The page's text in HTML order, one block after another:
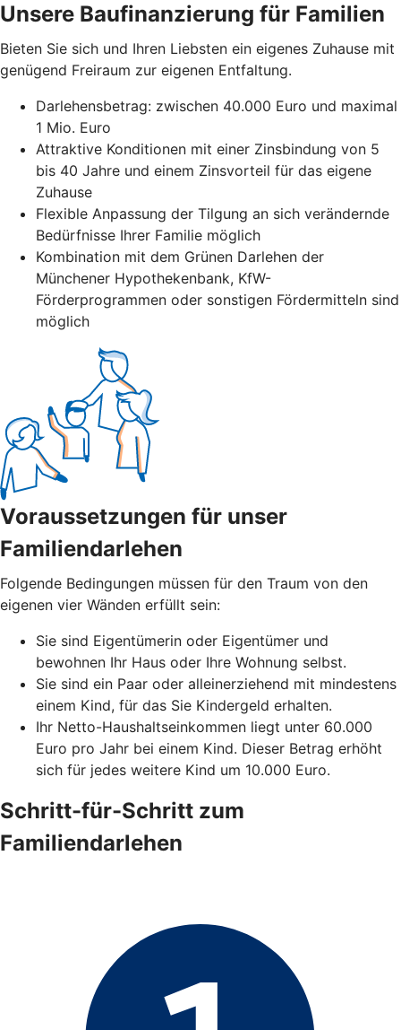
Unsere Baufinanzierung für Familien
Bieten Sie sich und Ihren Liebsten ein eigenes Zuhause mit
genügend Freiraum zur eigenen Entfaltung.
Darlehensbetrag: zwischen 40.000 Euro und maximal
1 Mio. Euro
Attraktive Konditionen mit einer Zinsbindung von 5
bis 40 Jahre und einem Zinsvorteil für das eigene
Zuhause
Flexible Anpassung der Tilgung an sich verändernde
Bedürfnisse Ihrer Familie möglich
Kombination mit dem Grünen Darlehen der
Münchener Hypothekenbank, KfW-
Förderprogrammen oder sonstigen Fördermitteln sind
möglich
Voraussetzungen für unser
Familiendarlehen
Folgende Bedingungen müssen für den Traum von den
eigenen vier Wänden erfüllt sein:
Sie sind Eigentümerin oder Eigentümer und
bewohnen Ihr Haus oder Ihre Wohnung selbst.
Sie sind ein Paar oder alleinerziehend mit mindestens
einem Kind, für das Sie Kindergeld erhalten.
Ihr Netto-Haushaltseinkommen liegt unter 60.000
Euro pro Jahr bei einem Kind. Dieser Betrag erhöht
sich für jedes weitere Kind um 10.000 Euro.
Schritt-für-Schritt zum
Familiendarlehen